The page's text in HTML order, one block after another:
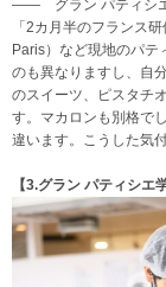
―― グラン パティシエ
「2カ月半のフランス
Paris）など現地のパテ
のも異なりますし、自
のスイーツ、ピスタチ
す。マカロンも別格で
違います。こうした気
【3.グラン パティシエ